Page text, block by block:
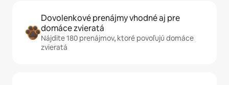
Dovolenkové prenájmy vhodné aj pre
domáce zvieratá
Nájdite 180 prenájmov, ktoré povoľujú domáce
zvieratá